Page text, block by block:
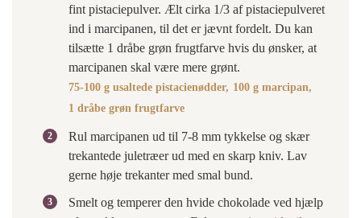
fint pistaciepulver. Ælt cirka 1/3 af pistaciepulveret
ind i marcipanen, til det er jævnt fordelt. Du kan
tilsætte 1 dråbe grøn frugtfarve hvis du ønsker, at
marcipanen skal være mere grønt.
75-100 g usaltede pistacienødder, 100 g marcipan,
1 dråbe grøn frugtfarve
Rul marcipanen ud til 7-8 mm tykkelse og skær
trekantede juletræer ud med en skarp kniv. Lav
gerne høje trekanter med smal bund.
Smelt og temperer den hvide chokolade ved hjælp